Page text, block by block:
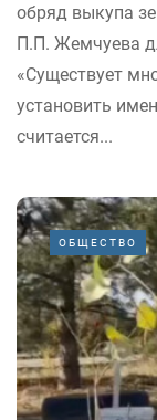
обряд выкупа
П.П. Жемчуева
«Существует
установить
считается...
ОБЩЕСТВО